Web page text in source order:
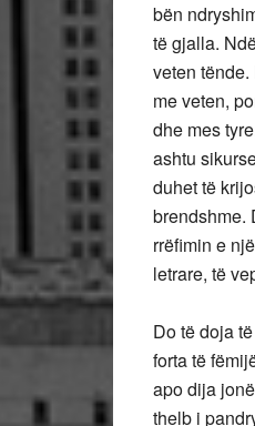
bën
të gjalla.
veten
me veten,
dhe mes
ashtu
duhet të
brendshme.
rrëfimin e
letrare, të
Do të doja
forta të
apo dija
thelb i